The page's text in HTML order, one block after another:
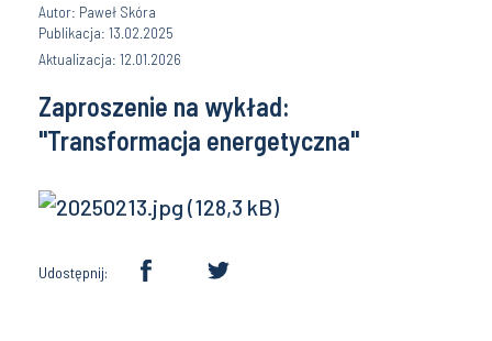
Autor: Paweł Skóra
Publikacja: 13.02.2025
Aktualizacja: 12.01.2026
Zaproszenie na wykład:
"Transformacja energetyczna"
Udostępnij: